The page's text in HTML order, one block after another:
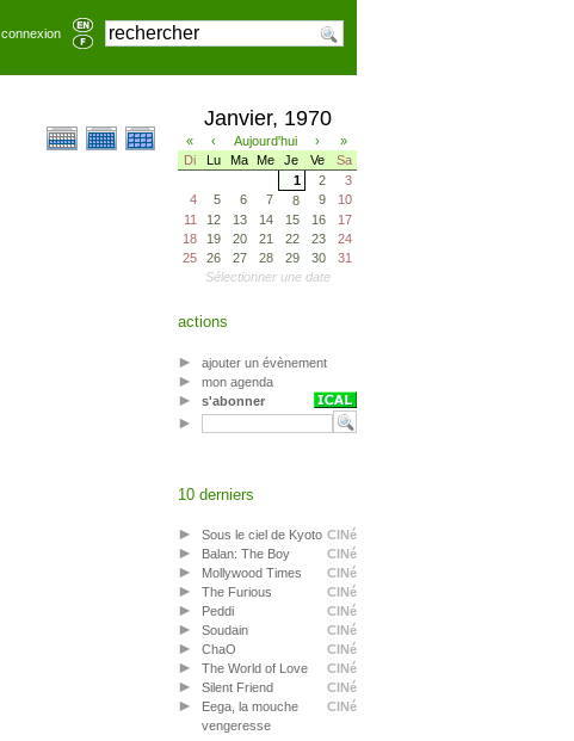
connexion
Janvier, 1970
« ‹ Aujourd'hui ›
»
Di
Lu Ma Me Je Ve
Sa
1
2
3
4
5 6 7 8 9
10
11
12 13 14 15 16
17
18
19 20 21 22 23
24
25
26 27 28 29 30
31
Sélectionner une date
actions
ajouter un évènement
mon agenda
s'abonner
10 derniers
CINé
Sous le ciel de Kyoto
CINé
Balan: The Boy
CINé
Mollywood Times
CINé
The Furious
CINé
Peddi
CINé
Soudain
CINé
ChaO
CINé
The World of Love
CINé
Silent Friend
CINé
Eega, la mouche
vengeresse